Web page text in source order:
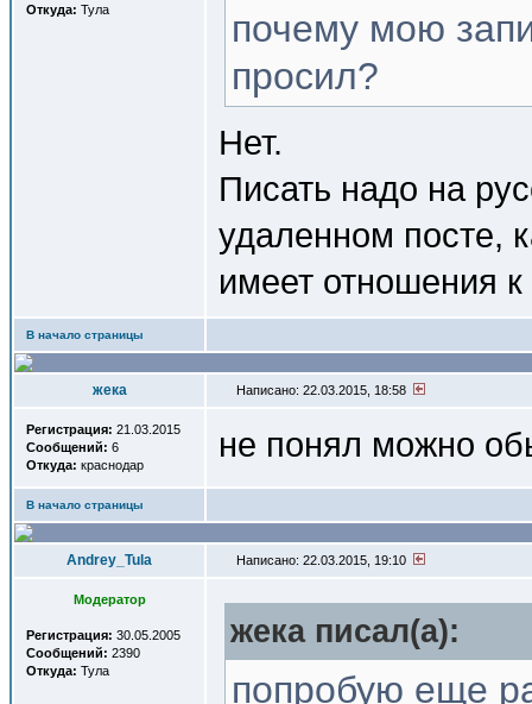
Откуда: Тула
почему мою
просил?
Нет.
Писать надо на
удаленном посте,
имеет отношения к
В начало страницы
жека Написано: 22.03.2015, 18:58
Регистрация: 21.03.2015
Сообщений: 6
Откуда: краснодар
не понял можно
В начало страницы
Andrey_Tula Написано: 22.03.2015, 19:10
Модератор
Регистрация: 30.05.2005
Сообщений: 2390
Откуда: Тула
жека писал(a):
попробую еще